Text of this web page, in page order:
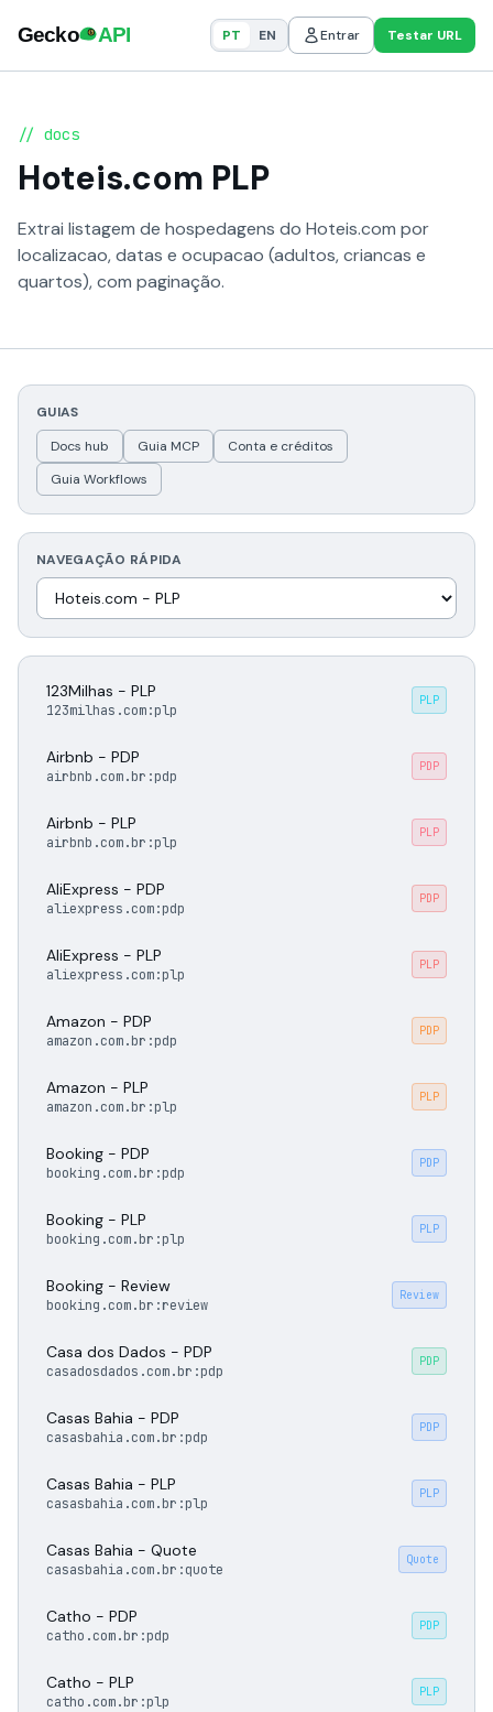
PT EN Entrar Testar URL
// docs
Hoteis.com PLP
Extrai listagem de hospedagens do Hoteis.com por
localizacao, datas e ocupacao (adultos, criancas e
quartos), com paginação.
GUIAS
Docs hub
Guia MCP
Conta e créditos
Guia Workflows
NAVEGAÇÃO RÁPIDA
123Milhas - PLP
123milhas.com:plp
PLP
Airbnb - PDP
airbnb.com.br:pdp
PDP
Airbnb - PLP
airbnb.com.br:plp
PLP
AliExpress - PDP
aliexpress.com:pdp
PDP
AliExpress - PLP
aliexpress.com:plp
PLP
Amazon - PDP
amazon.com.br:pdp
PDP
Amazon - PLP
amazon.com.br:plp
PLP
Booking - PDP
booking.com.br:pdp
PDP
Booking - PLP
booking.com.br:plp
PLP
Booking - Review
booking.com.br:review
Review
Casa dos Dados - PDP
casadosdados.com.br:pdp
PDP
Casas Bahia - PDP
casasbahia.com.br:pdp
PDP
Casas Bahia - PLP
casasbahia.com.br:plp
PLP
Casas Bahia - Quote
casasbahia.com.br:quote
Quote
Catho - PDP
catho.com.br:pdp
PDP
Catho - PLP
catho.com.br:plp
PLP